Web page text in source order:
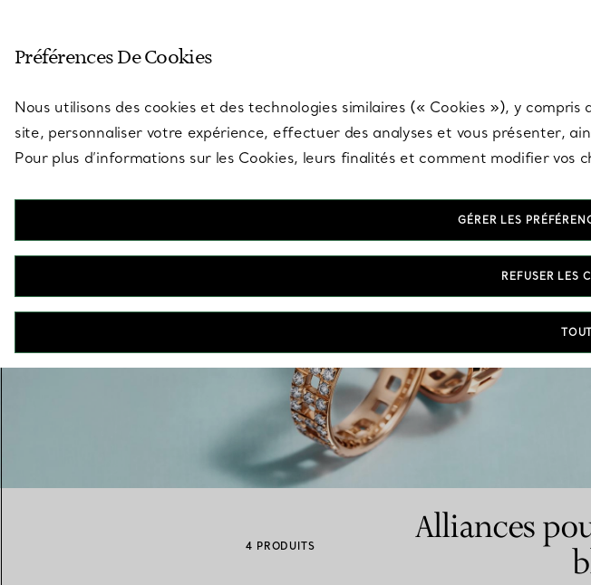
Alliances pour hommes
avec un expert en diamants Tiffany.
4 PRODUITS
Alliances
Préférences De Cookies
Nous utilisons des cookies et des technologies similaires (« Cookies »), y
site, personnaliser votre expérience, effectuer des analyses et vous présenter,
Pour plus d’informations sur les Cookies, leurs finalités et comment modifier vos
GÉRER LES
REFUSER LES